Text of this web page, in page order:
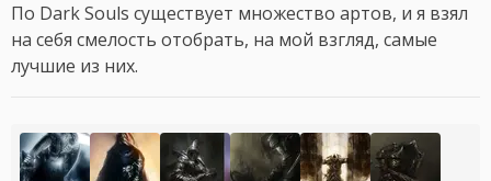
По Dark Souls существует множество артов, и я взял
на себя смелость отобрать, на мой взгляд, самые
лучшие из них.